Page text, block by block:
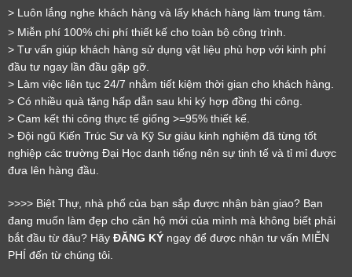
> Luôn lắng nghe khách hàng và lấy khách hàng làm trung tâm.
> Miễn phí 100% chi phí thiết kế cho toàn bộ công trình.
> Tư vấn giúp khách hàng sử dụng vật liệu phù hợp với kinh phí
đầu tư ngay lần đầu gặp gỡ.
> Làm việc liên tục 24/7 nhằm tiết kiệm thời gian cho khách hàng.
> Có nhiều quà tặng hấp dẫn sau khi ký hợp đồng thi công.
> Cam kết thi công thực tế giống >=95% thiết kế.
> Đội ngũ Kiến Trúc Sư và Kỹ Sư giàu kinh nghiệm đã từng tốt
nghiệp các trường Đại Học danh tiếng nên sự tinh tế và tỉ mỉ được
đưa lên hàng đầu.
>>>> Biệt Thự, nhà phố của bạn sắp được nhận bàn giao? Bạn
đang muốn làm đẹp cho căn hộ mới của mình mà không biết phải
bắt đầu từ đâu? Hãy ĐĂNG KÝ ngay để được nhận tư vấn MIỄN
PHÍ đến từ chúng tôi.
LỜI CẢM ƠN
LIFECONCEPT
Cảm ơn quý khách đã để lại thông tin.
Chúng tôi sẽ liên hệ lại trong thời gian sớm nhất